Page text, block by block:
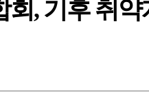
회, 기후 취